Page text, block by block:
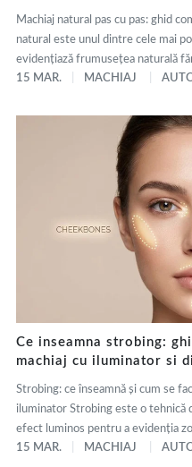
Machiaj natural pas cu pas: ghid
natural este unul dintre cele mai
evidențiază frumusețea naturală
15 MAR.
MACHIAJ
Ce inseamna strobing:
machiaj cu iluminator si
Strobing: ce înseamnă și cum se
iluminator Strobing este o tehnică
efect luminos pentru a evidenția
15 MAR.
MACHIAJ